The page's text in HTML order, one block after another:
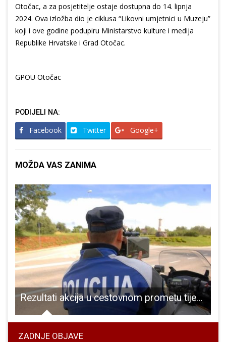
Otočac, a za posjetitelje ostaje dostupna do 14. lipnja
2024. Ova izložba dio je ciklusa “Likovni umjetnici u Muzeju”
koji i ove godine podupiru Ministarstvo kulture i medija
Republike Hrvatske i Grad Otočac.
GPOU Otočac
PODIJELI NA:
Facebook Twitter Google+
MOŽDA VAS ZANIMA
Rezultati akcija u cestovnom prometu tijekom proteklog vikenda
ZADNJE OBJAVE